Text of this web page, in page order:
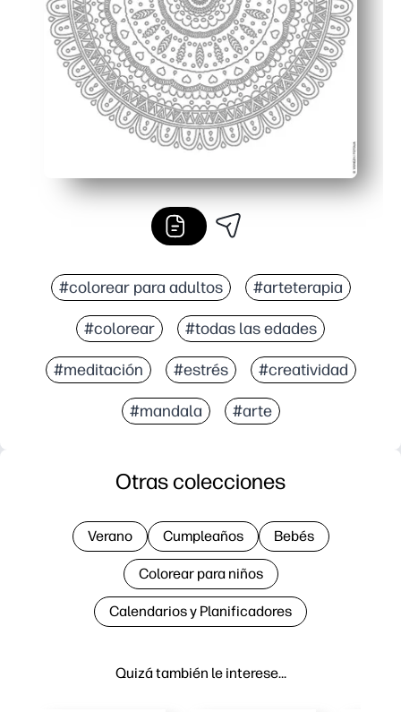
#colorear para adultos #arteterapia
#colorear #todas las edades
#meditación #estrés #creatividad
#mandala #arte
Quizá también le interese…
Otras colecciones
Verano Cumpleaños Bebés
Colorear para niños
Calendarios y Planificadores